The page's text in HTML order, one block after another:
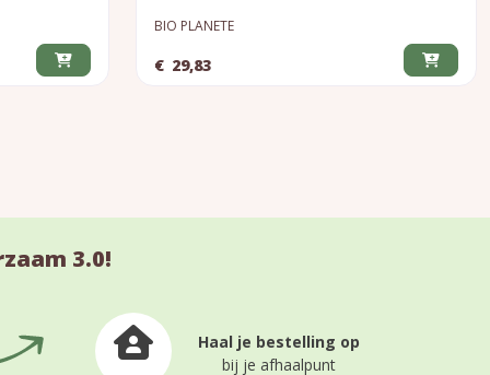
BIO PLANETE
€ 29,83
3.0!
Haal je bestelling op
bij je afhaalpunt